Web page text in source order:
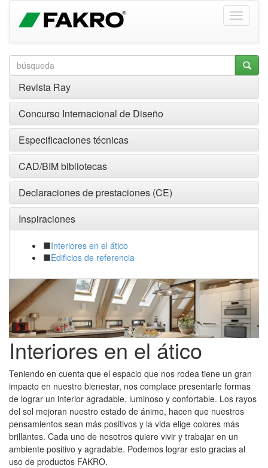
Revista Ray
Concurso Internacional de Diseño
Especificaciones técnicas
CAD/BIM bibliotecas
Declaraciones de prestaciones (CE)
Inspiraciones
Interiores en el ático
Edificios de referencia
Interiores en el ático
Teniendo en cuenta que el espacio que nos rodea tiene un gran
impacto en nuestro bienestar, nos complace presentarle formas
de lograr un interior agradable, luminoso y confortable. Los rayos
del sol mejoran nuestro estado de ánimo, hacen que nuestros
pensamientos sean más positivos y la vida elige colores más
brillantes. Cada uno de nosotros quiere vivir y trabajar en un
ambiente positivo y agradable. Podemos lograr esto gracias al
uso de productos FAKRO.